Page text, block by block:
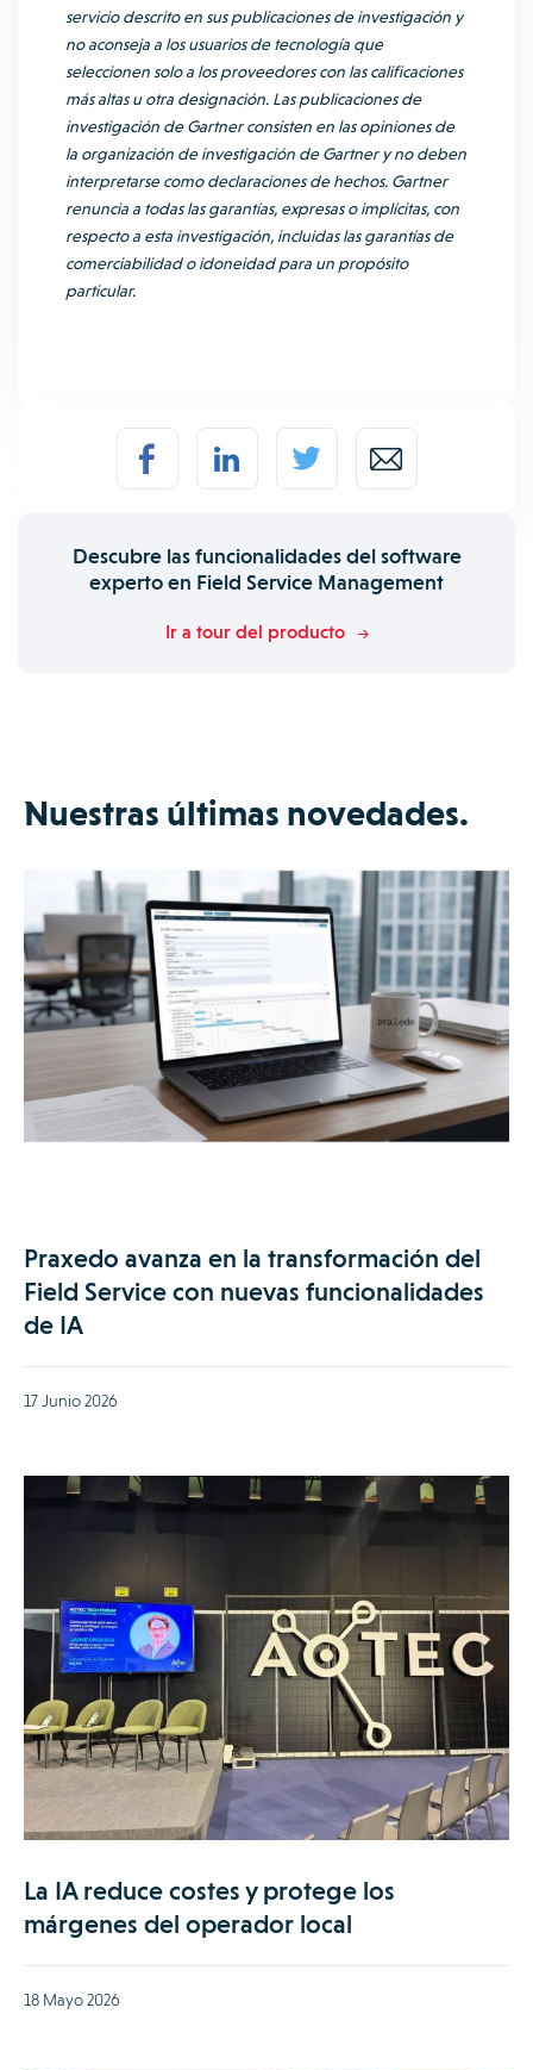
servicio descrito en sus publicaciones de investigación y
no aconseja a los usuarios de tecnología que
seleccionen solo a los proveedores con las calificaciones
más altas u otra designación. Las publicaciones de
investigación de Gartner consisten en las opiniones de
la organización de investigación de Gartner y no deben
interpretarse como declaraciones de hechos. Gartner
renuncia a todas las garantías, expresas o implícitas, con
respecto a esta investigación, incluidas las garantías de
comerciabilidad o idoneidad para un propósito
particular.
Descubre las funcionalidades del software
experto en Field Service Management
Ir a tour del producto
Nuestras últimas novedades.
Praxedo avanza en la transformación del
Field Service con nuevas funcionalidades
de IA
17 Junio 2026
La IA reduce costes y protege los
márgenes del operador local
18 Mayo 2026